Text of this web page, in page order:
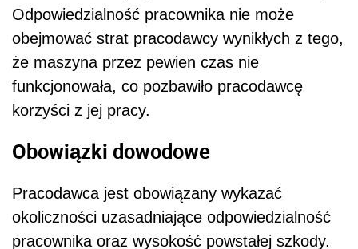
Odpowiedzialność pracownika nie może
obejmować strat pracodawcy wynikłych z tego,
że maszyna przez pewien czas nie
funkcjonowała, co pozbawiło pracodawcę
korzyści z jej pracy.
Obowiązki dowodowe
Pracodawca jest obowiązany wykazać
okoliczności uzasadniające odpowiedzialność
pracownika oraz wysokość powstałej szkody.